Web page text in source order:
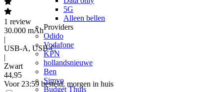
5G
Alleen bellen
Providers
Odido
Vodafone
KPN
hollandsnieuwe
Ben
Simyo
Budget Thuis
1 review
30.000 mAh
|
USB-A, USB-C
|
Zwart
44,95
Voor 23:59 besteld, morgen in huis